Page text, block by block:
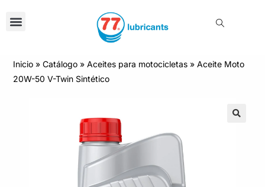
Inicio »Catálogo »Aceites para motocicletas »Aceite Moto
20W-50 V-Twin Sintético